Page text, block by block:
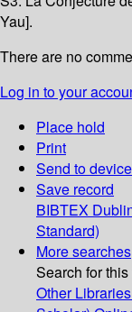
Yau].
There are no
Log in to your
Place hold
Print
Send to device
Save record
BIBTEX
Standard)
More searches
Search for
Other